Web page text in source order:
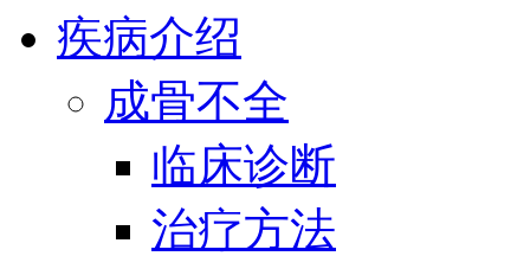
疾病介绍
成骨不全
临床诊断
治疗方法